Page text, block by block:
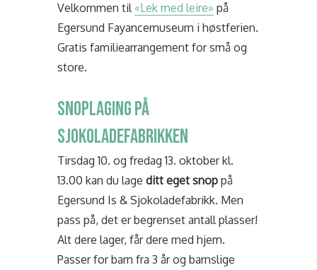
Velkommen til «Lek med leire» på
Egersund Fayancemuseum i høstferien.
Gratis familiearrangement for små og
store.
SNOPLAGING PÅ
SJOKOLADEFABRIKKEN
Tirsdag 10. og fredag 13. oktober kl.
13.00 kan du lage ditt eget snop
Egersund Is & Sjokoladefabrikk. Men
pass på, det er begrenset antall plasser!
Alt dere lager, får dere med hjem.
Passer for barn fra 3 år og barnslige